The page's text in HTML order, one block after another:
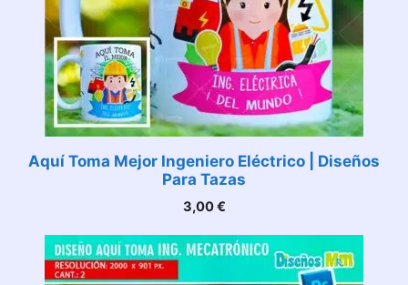
Aquí Toma Mejor Ingeniero Eléctrico | Diseños
Para Tazas
3,00€